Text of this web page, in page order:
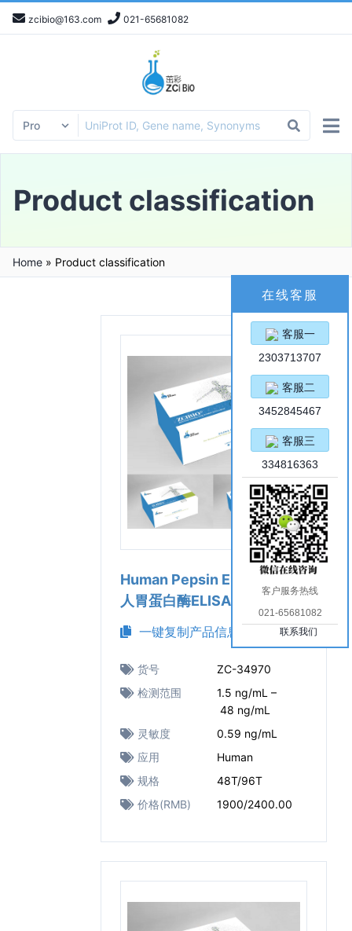
zcibio@163.com 021-65681082
Product classification
Home » Product classification
Human Pepsin ELISA Kit （
人胃蛋白酶ELISA试剂盒）
一键复制产品信息
货号
ZC-34970
检测范围
1.5 ng/mL –
48 ng/mL
灵敏度
0.59 ng/mL
应用
Human
规格
48T/96T
价格(RMB)
1900/2400.00
在线客服
客服一
2303713707
客服二
3452845467
客服三
334816363
客户服务热线
021-65681082
联系我们